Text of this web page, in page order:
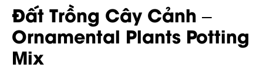
Đất Trồng Cây Cảnh –
Ornamental Plants Potting
Mix